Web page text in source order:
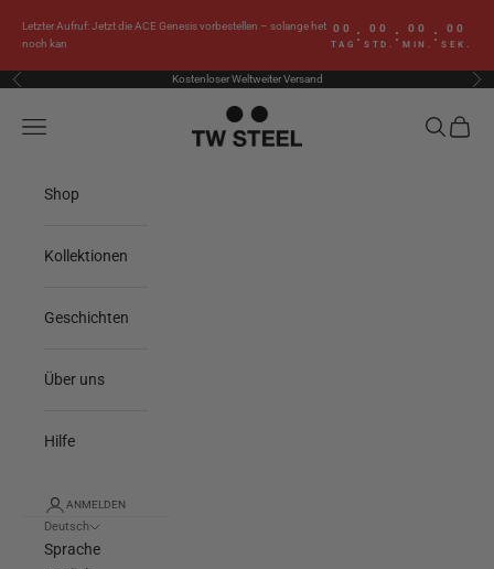
Letzter Aufruf: Jetzt die ACE Genesis vorbestellen – solange het
noch kan
00
TAG
: 00
STD.
: 00
MIN.
: 00
SEK.
Zurück Kostenloser Weltweiter Versand Vor
TW Steel
Menü Suchen
Shop
Kollektionen
Geschichten
Über uns
Hilfe
ANMELDEN
Deutsch
Sprache